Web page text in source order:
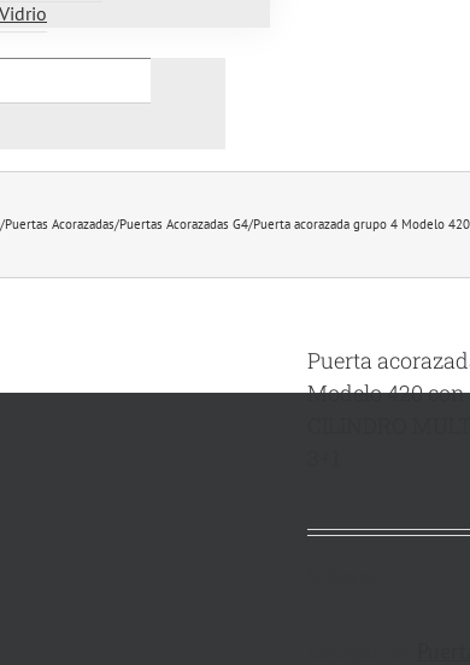
/Puertas Acorazadas/Puertas Acorazadas G4/Puerta acorazada grupo 4 Modelo
Puerta
Modelo 420